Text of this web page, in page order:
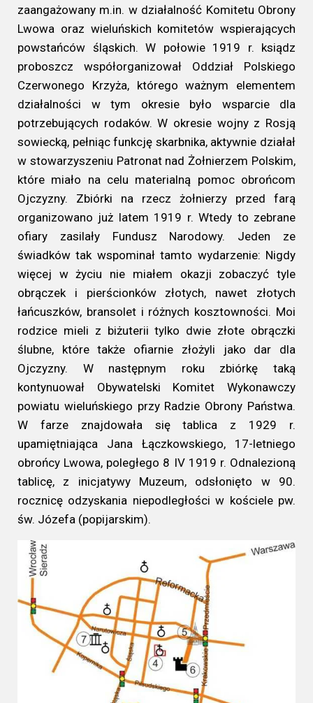
zaangażowany m.in. w działalność Komitetu Obrony
Lwowa oraz wieluńskich komitetów wspierających
powstańców śląskich. W połowie 1919 r. ksiądz
proboszcz współorganizował Oddział Polskiego
Czerwonego Krzyża, którego ważnym elementem
działalności w tym okresie było wsparcie dla
potrzebujących rodaków. W okresie wojny z Rosją
sowiecką, pełniąc funkcję skarbnika, aktywnie działał
w stowarzyszeniu Patronat nad Żołnierzem Polskim,
które miało na celu materialną pomoc obrońcom
Ojczyzny. Zbiórki na rzecz żołnierzy przed farą
organizowano już latem 1919 r. Wtedy to zebrane
ofiary zasilały Fundusz Narodowy. Jeden ze
świadków tak wspominał tamto wydarzenie: Nigdy
więcej w życiu nie miałem okazji zobaczyć tyle
obrączek i pierścionków złotych, nawet złotych
łańcuszków, bransolet i różnych kosztowności. Moi
rodzice mieli z biżuterii tylko dwie złote obrączki
ślubne, które także ofiarnie złożyli jako dar dla
Ojczyzny. W następnym roku zbiórkę taką
kontynuował Obywatelski Komitet Wykonawczy
powiatu wieluńskiego przy Radzie Obrony Państwa.
W farze znajdowała się tablica z 1929 r.
upamiętniająca Jana Łączkowskiego, 17-letniego
obrońcy Lwowa, poległego 8 IV 1919 r. Odnalezioną
tablicę, z inicjatywy Muzeum, odsłonięto w 90.
rocznicę odzyskania niepodległości w kościele pw.
św. Józefa (popijarskim).